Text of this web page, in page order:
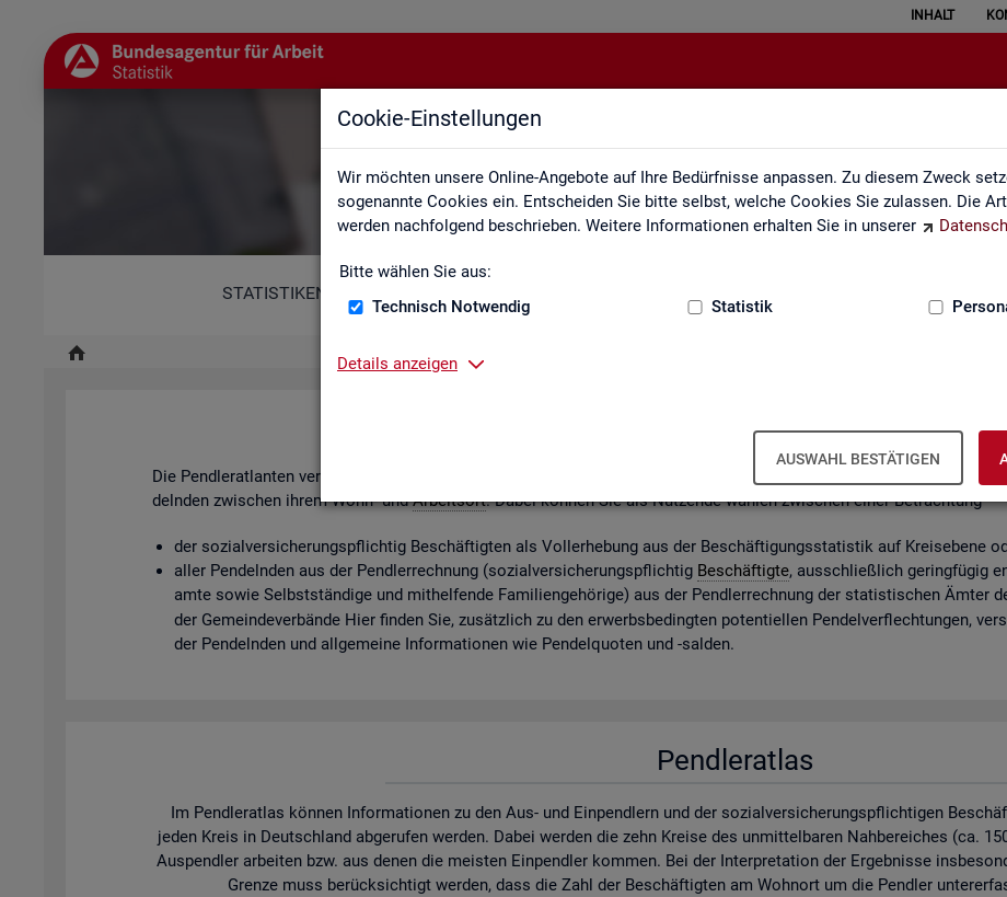
Cookie-Einstellungen
Wir möchten unsere Online-Angebote auf Ihre Bedürfnisse anpassen. Zu diesem Zweck
sogenannte Cookies ein. Entscheiden Sie bitte selbst, welche Cookies Sie zulassen. Die
werden nachfolgend beschrieben. Weitere Informationen erhalten Sie in unserer
Bitte wählen Sie aus:
Technisch Notwendig
Statistik
Details anzeigen
AUSWAHL BESTÄTIGEN
INHALT
Pendleratlas
STATISTIKEN
Pend­ler­at­lan­ten für Krei­se und Ge­mein­den/
Die Pend­ler­at­lan­ten ver­an­schau­li­chen mit ihren Kar­ten­dar­stel­lun­gen auf leicht nach­voll­zieh­ba­re Weise die
deln­den zwi­schen ihrem Wohn- undAr­beits­ort. Dabei kön­nen Sie als Nut­zen­de wäh­len zwi­schen einer Be­trach­tung
der so­zi­al­ver­si­che­rungs­pflich­tig Be­schäf­tig­ten als Vol­l­er­he­bung aus der Be­schäf­ti­gungs­sta­tis­tik auf Kreis­ebe­ne
aller Pen­deln­den aus der Pend­ler­rech­nung (so­zi­al­ver­si­che­rungs­pflich­tig Be­schäf­tig­te, aus­schlie­ß­lich ge­ring­fü­gig
am­te sowie Selbst­stän­di­ge und mit­hel­fen­de Fa­mi­li­en­ge­hö­ri­ge) aus der Pend­ler­rech­nung der sta­tis­ti­schen Ämter
der Ge­mein­de­ver­bän­de Hier fin­den Sie, zu­sätz­lich zu den er­werbs­be­ding­ten po­ten­ti­el­len Pen­del­ver­flech­tun­gen,
der Pen­deln­den und all­ge­mei­ne In­for­ma­tio­nen wie Pen­del­quo­ten und -sal­den.
Pendleratlas
Im Pendleratlas können Informationen zu den Aus- und Einpendlern und der sozialversicherungspflichtigen
jeden Kreis in Deutschland abgerufen werden. Dabei werden die zehn Kreise des unmittelbaren Nahbereiches (ca.
Auspendler arbeiten bzw. aus denen die meisten Einpendler kommen. Bei der Interpretation der Ergebnisse
Grenze muss berücksichtigt werden, dass die Zahl der Beschäftigten am Wohnort um die Pendler